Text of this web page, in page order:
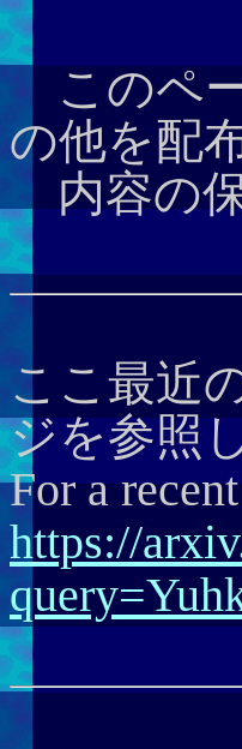
このペ
の他を配
内容の保
ここ最近
ジを参照
For a
https://